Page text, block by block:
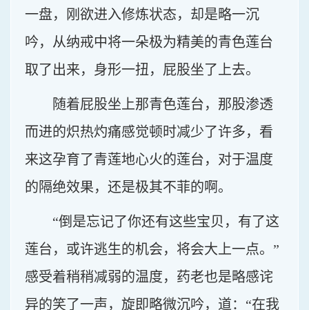
一盘，刚欲进入修炼状态，却是略一沉
吟，从纳戒中将一朵极为精美的青色莲台
取了出来，身形一扭，屁股坐了上去。
随着屁股坐上那青色莲台，那股渗透
而进的炽热灼痛感觉顿时减少了许多，看
来这孕育了青莲地心火的莲台，对于温度
的隔绝效果，还是极其不菲的啊。
“倒是忘记了你还有这些宝贝，有了这
莲台，或许逃生的机会，将会大上一点。”
感受着稍稍减弱的温度，药老也是略感诧
异的笑了一声，旋即略微沉吟，道：“在我